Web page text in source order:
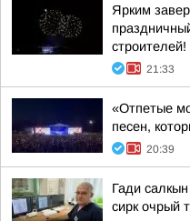
Ярким
строителей!
21:33
«Отпетые
песен,
20:39
Гади
сирк очрый